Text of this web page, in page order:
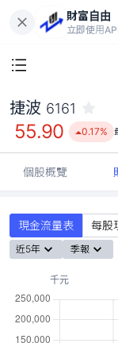
財富自由
立即使用
捷波 6161
55.90 0.17%
個股概覽
現金流量表 每股
近5年 季報